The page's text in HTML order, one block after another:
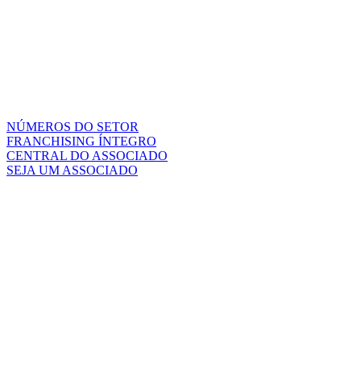
NÚMEROS DO SETOR
FRANCHISING ÍNTEGRO
CENTRAL DO ASSOCIADO
SEJA UM ASSOCIADO